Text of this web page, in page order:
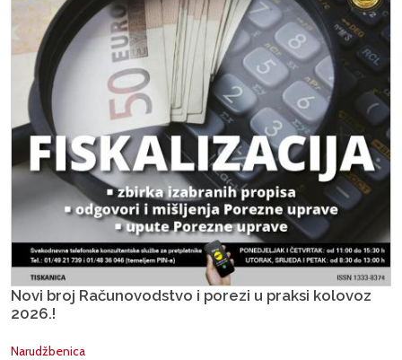
Novi broj Računovodstvo i porezi u praksi kolovoz
2026.!
Narudžbenica